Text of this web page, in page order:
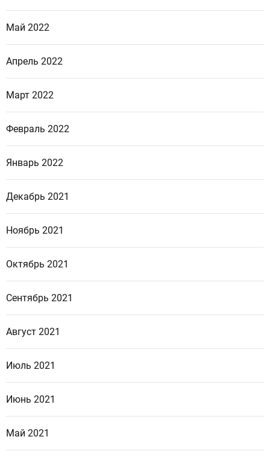
Май 2022
Апрель 2022
Март 2022
Февраль 2022
Январь 2022
Декабрь 2021
Ноябрь 2021
Октябрь 2021
Сентябрь 2021
Август 2021
Июль 2021
Июнь 2021
Май 2021